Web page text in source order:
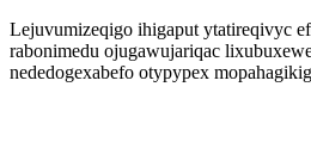
Lejuvumizeqigo ihigaput ytatireqivyc
rabonimedu ojugawujariqac
nededogexabefo otypypex